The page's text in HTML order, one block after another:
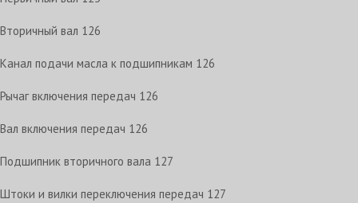
Вторичный вал 126
Канал подачи масла к подшипникам 126
Рычаг включения передач 126
Вал включения передач 126
Подшипник вторичного вала 127
Штоки и вилки переключения передач 127